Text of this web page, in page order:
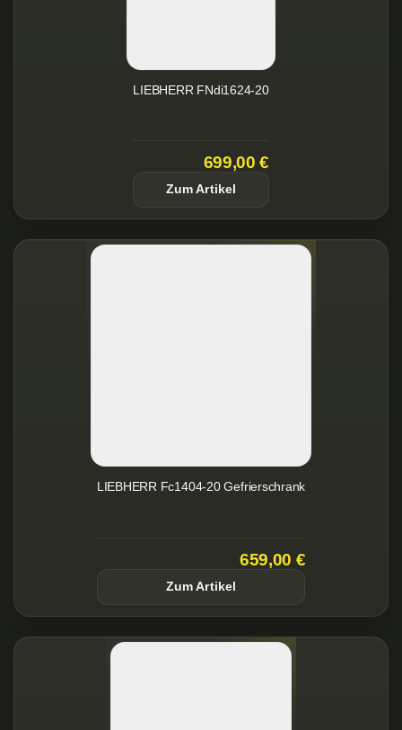
LIEBHERR FNdi1624-20
699,00 €
Zum Artikel
LIEBHERR Fc1404-20 Gefrierschrank
659,00 €
Zum Artikel